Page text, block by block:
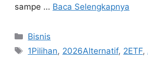
sampe … Baca Selengkapnya
Kategori
Bisnis
Tag
1Pilihan, 2026Alternatif, 2ETF,